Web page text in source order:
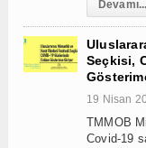
Devamı...
Seçkisi,
19 Nisan
TMMOB
Covid-19